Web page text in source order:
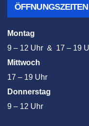
ÖFFNUNGSZEITEN
Montag
9 – 12 Uhr & 17 – 19
Mittwoch
17 – 19 Uhr
Donnerstag
9 – 12 Uhr